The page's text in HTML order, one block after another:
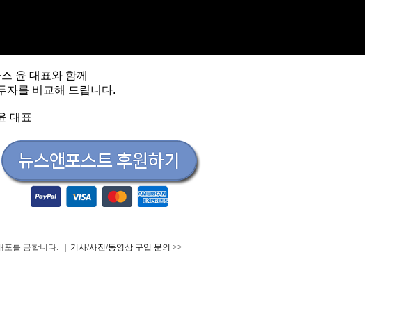
윤 대표와 함께
자를 비교해 드립니다.
대표
포를 금합니다. | 기사/사진/동영상 구입 문의 >>